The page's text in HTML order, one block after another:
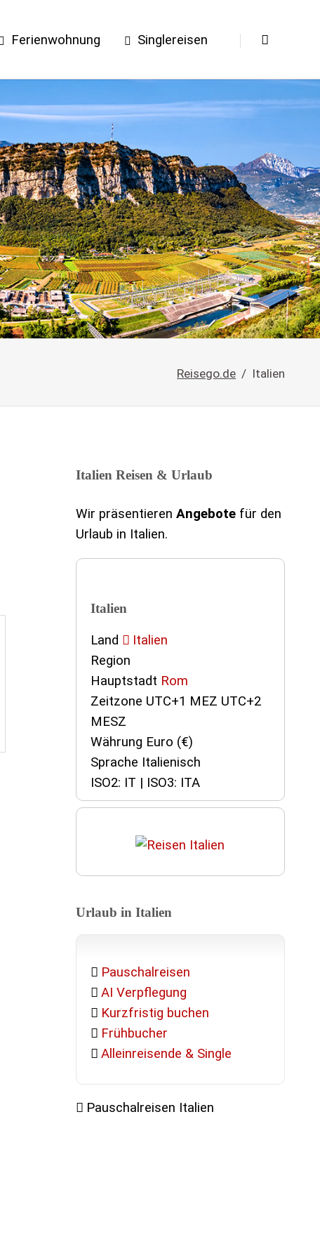
Ferienwohnung Singlereisen
Reisego.de Italien
Italien Reisen & Urlaub
Wir präsentieren Angebotefür den
Urlaub in Italien.
Italien
Land
Italien
Region
Hauptstadt Rom
Zeitzone UTC+1 MEZ UTC+2
MESZ
Währung Euro (€)
Sprache Italienisch
ISO2: IT | ISO3: ITA
Urlaub in Italien
Pauschalreisen
AI Verpflegung
Kurzfristig buchen
Frühbucher
Alleinreisende & Single
Pauschalreisen Italien